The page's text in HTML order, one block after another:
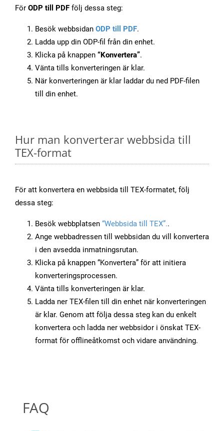
För ODP till PDF följ dessa steg:
Besök webbsidan ODP till PDF.
Ladda upp din ODP-fil från din enhet.
Klicka på knappen “Konvertera”.
Vänta tills konverteringen är klar.
När konverteringen är klar laddar du ned PDF-filen
till din enhet.
Hur man konverterar webbsida till
TEX-format
För att konvertera en webbsida till TEX-formatet, följ
dessa steg:
Besök webbplatsen “Webbsida till TEX”..
Ange webbadressen till webbsidan du vill konvertera
i den avsedda inmatningsrutan.
Klicka på knappen “Konvertera” för att initiera
konverteringsprocessen.
Vänta tills konverteringen är klar.
Ladda ner TEX-filen till din enhet när konverteringen
är klar. Genom att följa dessa steg kan du enkelt
konvertera och ladda ner webbsidor i önskat TEX-
format för offlineåtkomst och vidare användning.
FAQ